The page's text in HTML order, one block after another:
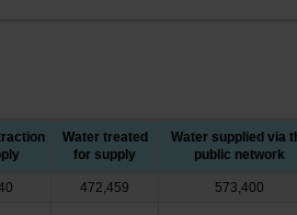
Water treated
for supply
Water supplied via
public network
472,459
573,400